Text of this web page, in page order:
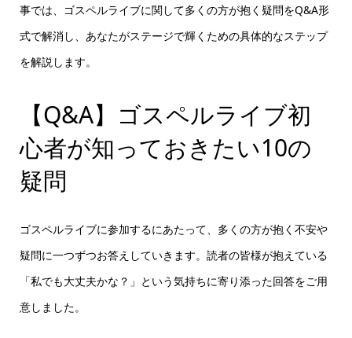
事では、ゴスペルライブに関して多くの方が抱く疑問をQ&A形
式で解消し、あなたがステージで輝くための具体的なステップ
を解説します。
【Q&A】ゴスペルライブ初
心者が知っておきたい10の
疑問
ゴスペルライブに参加するにあたって、多くの方が抱く不安や
疑問に一つずつお答えしていきます。読者の皆様が抱えている
「私でも大丈夫かな？」という気持ちに寄り添った回答をご用
意しました。